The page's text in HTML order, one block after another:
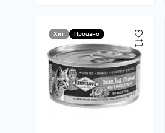
Хит Продано